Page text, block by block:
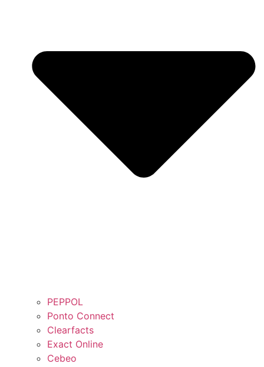
PEPPOL
Ponto Connect
Clearfacts
Exact Online
Cebeo